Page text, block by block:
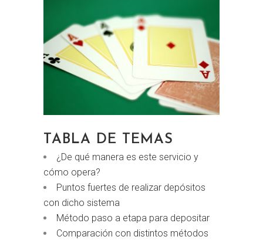
TABLA DE TEMAS
¿De qué manera es este servicio y
cómo opera?
Puntos fuertes de realizar depósitos
con dicho sistema
Método paso a etapa para depositar
Comparación con distintos métodos